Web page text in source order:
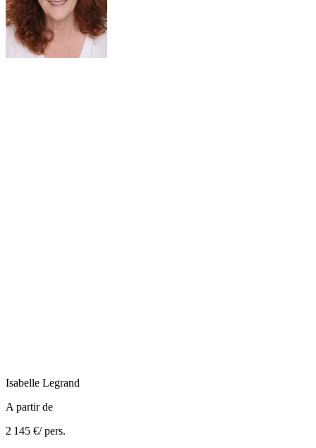
Isabelle Legrand
A partir de
2 145 €/ pers.